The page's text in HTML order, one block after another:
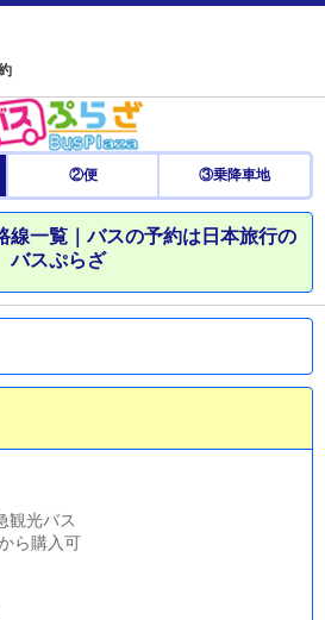
②便 ③乗降車地
線一覧｜バスの予約は日本旅行の
バスぷらざ
観光バス
ら購入可